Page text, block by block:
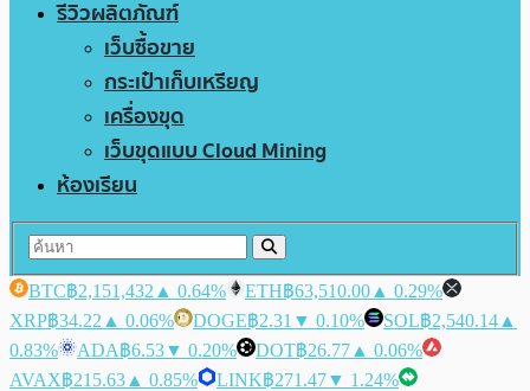
รีวิวผลิตภัณฑ์
เว็บซื้อขาย
กระเป๋าเก็บเหรียญ
เครื่องขุด
เว็บขุดแบบ Cloud Mining
ห้องเรียน
BTC฿2,151,432 ▲ 0.64% ETH฿63,510.00 ▲ 0.29%
XRP฿34.22 ▲ 0.06% DOGE฿2.31 ▼ 0.10% SOL฿2,540.14 ▲
0.83%
ADA฿6.53▼ 0.20% DOT฿26.77 ▲ 0.06%
AVAX฿215.63 ▲ 0.85% LINK฿271.47▼ 1.24%